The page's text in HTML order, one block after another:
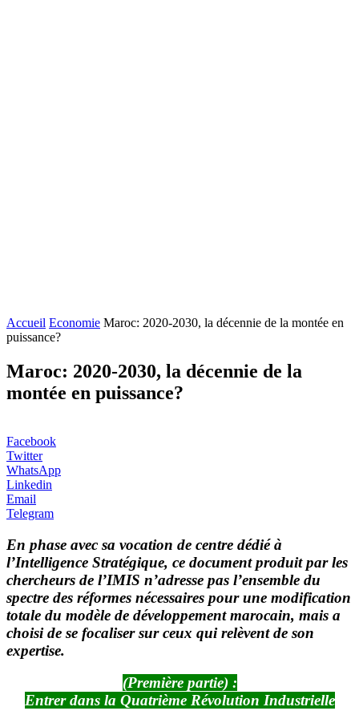
Accueil Economie Maroc: 2020-2030, la décennie de la montée en
puissance?
Maroc: 2020-2030, la décennie de la
montée en puissance?
Facebook
Twitter
WhatsApp
Linkedin
Email
Telegram
En phase avec sa vocation de centre dédié à
l’Intelligence Stratégique, ce document produit par les
chercheurs de l’IMIS n’adresse pas l’ensemble du
spectre des réformes nécessaires pour une modification
totale du modèle de développement marocain, mais a
choisi de se focaliser sur ceux qui relèvent de son
expertise.
(Première partie) :
Entrer dans la Quatrième Révolution Industrielle